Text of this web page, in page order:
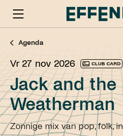
Agenda
vr 27 nov 2026 CLUB CARD
Jack and the
Weatherman
Zonnige mix van pop, folk,